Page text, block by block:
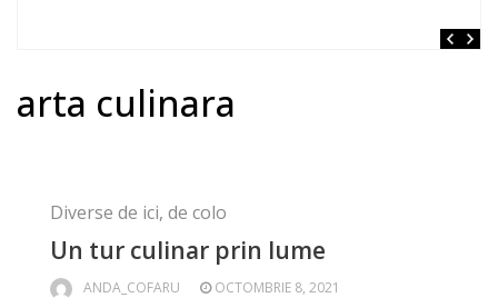
arta culinara
Diverse de ici, de colo
Un tur culinar prin lume
ANDA_COFARU OCTOMBRIE 8, 2021